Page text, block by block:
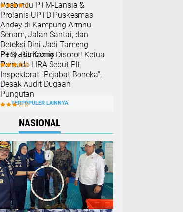
Posbindu PTM-Lansia &
Prolanis UPTD Puskesmas
Andey di Kampung Armnu:
Senam, Jalan Santai, dan
Deteksi Dini Jadi Tameng
Penyakit Kronis
PTSL Bantaeng Disorot! Ketua
Pemuda LIRA Sebut Plt
Inspektorat "Pejabat Boneka",
Desak Audit Dugaan
Pungutan
TERPOPULER LAINNYA
NASIONAL